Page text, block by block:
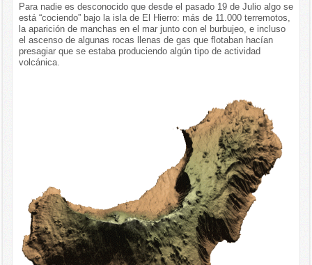
Para nadie es desconocido que desde el pasado 19 de Julio algo se
está “cociendo” bajo la isla de El Hierro: más de 11.000 terremotos,
la aparición de manchas en el mar junto con el burbujeo, e incluso
el ascenso de algunas rocas llenas de gas que flotaban hacían
presagiar que se estaba produciendo algún tipo de actividad
volcánica.